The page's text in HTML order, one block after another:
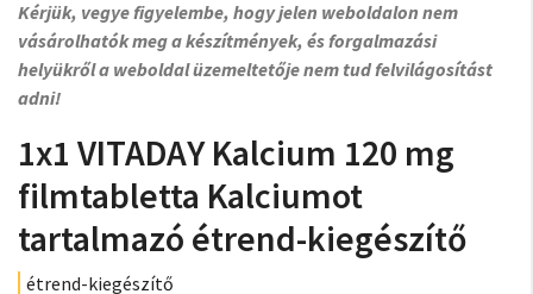
Kérjük, vegye figyelembe, hogy jelen weboldalon nem
vásárolhatók meg a készítmények, és forgalmazási
helyükről a weboldal üzemeltetője nem tud felvilágosítást
adni!
1x1 VITADAY Kalcium 120 mg
filmtabletta Kalciumot
tartalmazó étrend-kiegészítő
étrend-kiegészítő